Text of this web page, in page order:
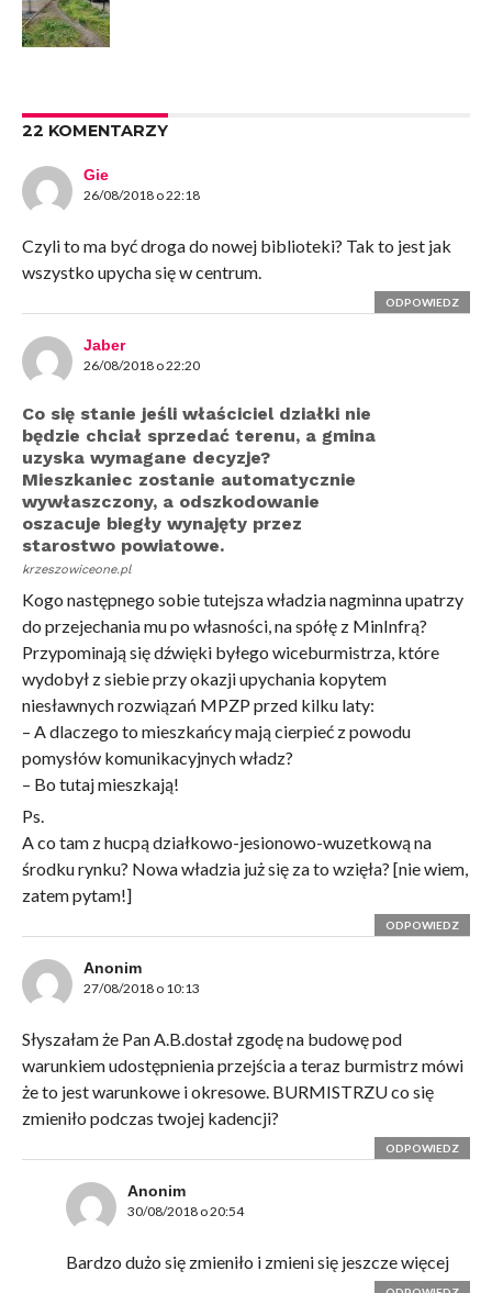
22 KOMENTARZY
Gie
26/08/2018 o 22:18
Czyli to ma być droga do nowej biblioteki? Tak to jest jak
wszystko upycha się w centrum.
ODPOWIEDZ
Jaber
26/08/2018 o 22:20
Co się stanie jeśli właściciel działki nie
będzie chciał sprzedać terenu, a gmina
uzyska wymagane decyzje?
Mieszkaniec zostanie automatycznie
wywłaszczony, a odszkodowanie
oszacuje biegły wynajęty przez
starostwo powiatowe.
krzeszowiceone.pl
Kogo następnego sobie tutejsza władzia nagminna upatrzy
do przejechania mu po własności, na spółę z MinInfrą?
Przypominają się dźwięki byłego wiceburmistrza, które
wydobył z siebie przy okazji upychania kopytem
niesławnych rozwiązań MPZP przed kilku laty:
– A dlaczego to mieszkańcy mają cierpieć z powodu
pomysłów komunikacyjnych władz?
– Bo tutaj mieszkają!
Ps.
A co tam z hucpą działkowo-jesionowo-wuzetkową na
środku rynku? Nowa władzia już się za to wzięła? [nie wiem,
zatem pytam!]
ODPOWIEDZ
Anonim
27/08/2018 o 10:13
Słyszałam że Pan A.B.dostał zgodę na budowę pod
warunkiem udostępnienia przejścia a teraz burmistrz mówi
że to jest warunkowe i okresowe. BURMISTRZU co się
zmieniło podczas twojej kadencji?
ODPOWIEDZ
Anonim
30/08/2018 o 20:54
Bardzo dużo się zmieniło i zmieni się jeszcze więcej